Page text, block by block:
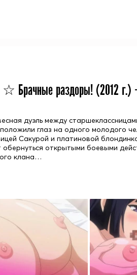
☆ Брачные раздоры! (2012 г.)
дуэль между
глаз на одного молодого
Сакурой и платиновой
открытыми боевыми
клана…